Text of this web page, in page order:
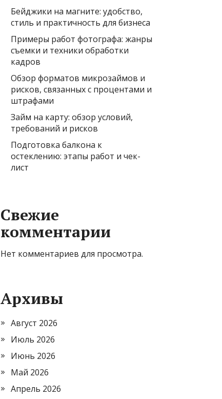
Бейджики на магните: удобство,
стиль и практичность для бизнеса
Примеры работ фотографа: жанры
съемки и техники обработки
кадров
Обзор форматов микрозаймов и
рисков, связанных с процентами и
штрафами
Займ на карту: обзор условий,
требований и рисков
Подготовка балкона к
остеклению: этапы работ и чек-
лист
Свежие
комментарии
Нет комментариев для просмотра.
Архивы
Август 2026
Июль 2026
Июнь 2026
Май 2026
Апрель 2026